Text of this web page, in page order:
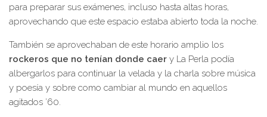
para preparar sus exámenes, incluso hasta altas horas,
aprovechando que este espacio estaba abierto toda la noche.
También se aprovechaban de este horario amplio los
rockeros que no tenían donde caer y La Perla podía
albergarlos para continuar la velada y la charla sobre música
y poesía y sobre como cambiar al mundo en aquellos
agitados ’60.